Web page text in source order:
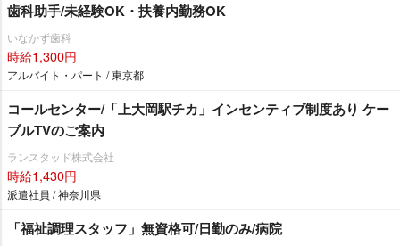
歯科助手/未経験OK・扶養内勤務OK
いなかず歯科
時給1,300円
アルバイト・パート / 東京都
コールセンター/「上大岡駅チカ」インセンティブ制度あり ケー
ブルTVのご案内
ランスタッド株式会社
時給1,430円
派遣社員 / 神奈川県
「福祉調理スタッフ」無資格可/日勤のみ/病院